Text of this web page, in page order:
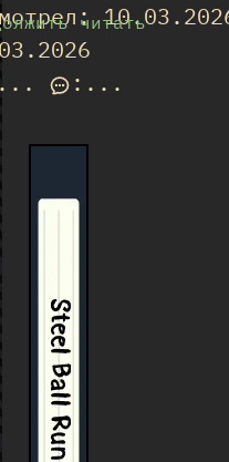
читать
: ...
Steel Ball Run